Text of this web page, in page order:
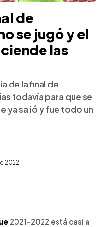
de
se jugó y el
las
de la final de
todavía para que se
ya salió y fue todo un
2022
2021-2022 está casi a